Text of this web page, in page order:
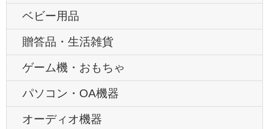
ベビー用品
贈答品・生活雑貨
ゲーム機・おもちゃ
パソコン・OA機器
オーディオ機器